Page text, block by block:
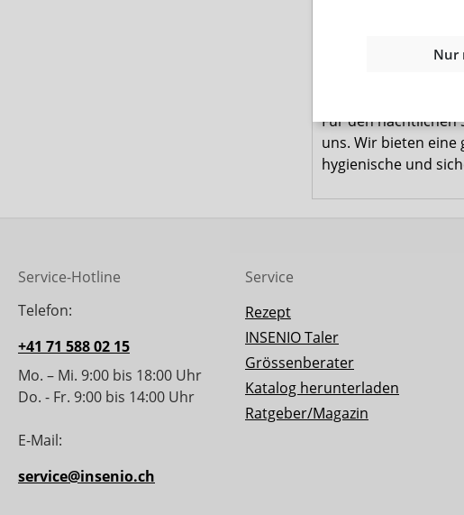
Die
Phase. Mit Hilfe
Klebestreifen wird
Für den nächtlichen
uns. Wir bieten
hygienische und
Service-Hotline
Telefon:
+41 71 588 02 15
Mo. – Mi. 9:00 bis 18:00 Uhr
Do. - Fr. 9:00 bis 14:00 Uhr
E-Mail:
service@insenio.ch
Service
Rezept
INSENIO Taler
Grössenberater
Katalog herunterladen
Ratgeber/Magazin
Nur